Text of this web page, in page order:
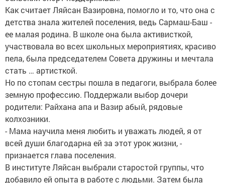
Как считает Ляйсан Вазировна, помогло и то, что она с
детства знала жителей поселения, ведь Сармаш-Баш -
ее малая родина. В школе она была активисткой,
участвовала во всех школьных мероприятиях, красиво
пела, была председателем Совета дружины и мечтала
стать … артисткой.
Но по стопам сестры пошла в педагоги, выбрала более
земную профессию. Поддержали выбор дочери
родители: Райхана апа и Вазир абый, рядовые
колхозники.
- Мама научила меня любить и уважать людей, я от
всей души благодарна ей за этот урок жизни, -
признается глава поселения.
В институте Ляйсан выбрали старостой группы, что
добавило ей опыта в работе с людьми. Затем была